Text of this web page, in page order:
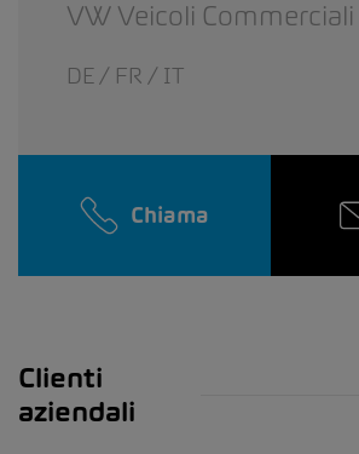
VW Veicoli Commerciali
DE / FR / IT
Chiama
Clienti
aziendali